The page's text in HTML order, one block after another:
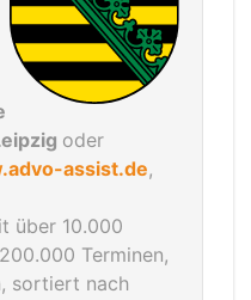
oder
assist.de,
über 10.000
Terminen,
sortiert nach